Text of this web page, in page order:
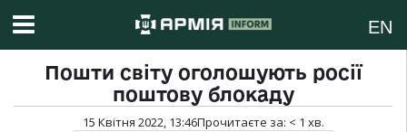
EN
Пошти світу оголошують росії
поштову блокаду
15 Квітня 2022, 13:46Прочитаєте за: < 1 хв.